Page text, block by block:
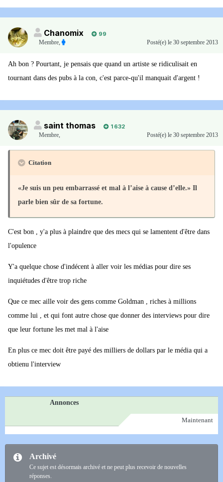
Chanomix
99
Membre, Posté(e) le 30 septembre 2013
Ah bon ? Pourtant, je pensais que quand un artiste se ridiculisait en
tournant dans des pubs à la con, c'est parce-qu'il manquait d'argent !
saint thomas
1 632
Membre, Posté(e) le 30 septembre 2013
Citation
«Je suis un peu embarrassé et mal à l’aise à cause d’elle.» Il
parle bien sûr de sa fortune.
C'est bon , y'a plus à plaindre que des mecs qui se lamentent d'être dans
l'opulence
Y'a quelque chose d'indécent à aller voir les médias pour dire ses
inquiétudes d'être trop riche
Que ce mec aille voir des gens comme Goldman , riches à millions
comme lui , et qui font autre chose que donner des interviews pour dire
que leur fortune les met mal à l'aise
En plus ce mec doit être payé des milliers de dollars par le média qui a
obtienu l'interview
Annonces
Maintenant
Archivé
Ce sujet est désormais archivé et ne peut plus recevoir de nouvelles
réponses.